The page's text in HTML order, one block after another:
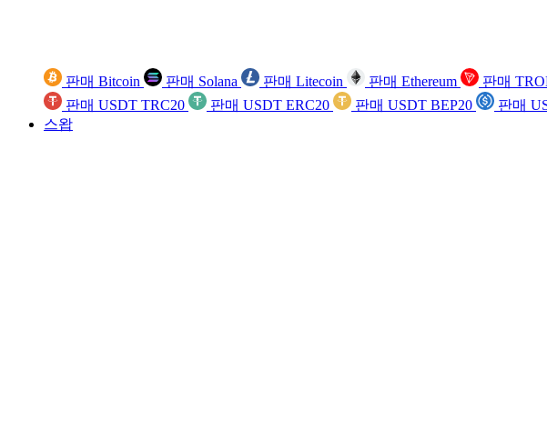
판매 Bitcoin 판매 Solana 판매 Litecoin 판매 Ethereum
판매
판매 USDT TRC20
판매 USDT ERC20 판매 USDT BEP20 판매
스왑